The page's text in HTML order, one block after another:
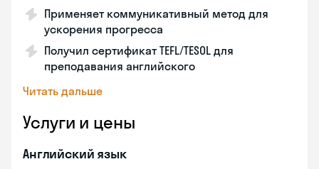
Применяет коммуникативный метод для
ускорения прогресса
Получил сертификат TEFL/TESOL для
преподавания английского
Читать дальше
Услуги и цены
Английский язык